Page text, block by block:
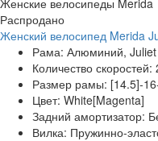
Распродано
Женский велосипед Merida
Рама: Алюминий, Juliet
Количество скоростей:
Размер рамы: [14.5]-
Цвет: White[Magenta]
Задний амортизатор:
Вилка: Пружинно-